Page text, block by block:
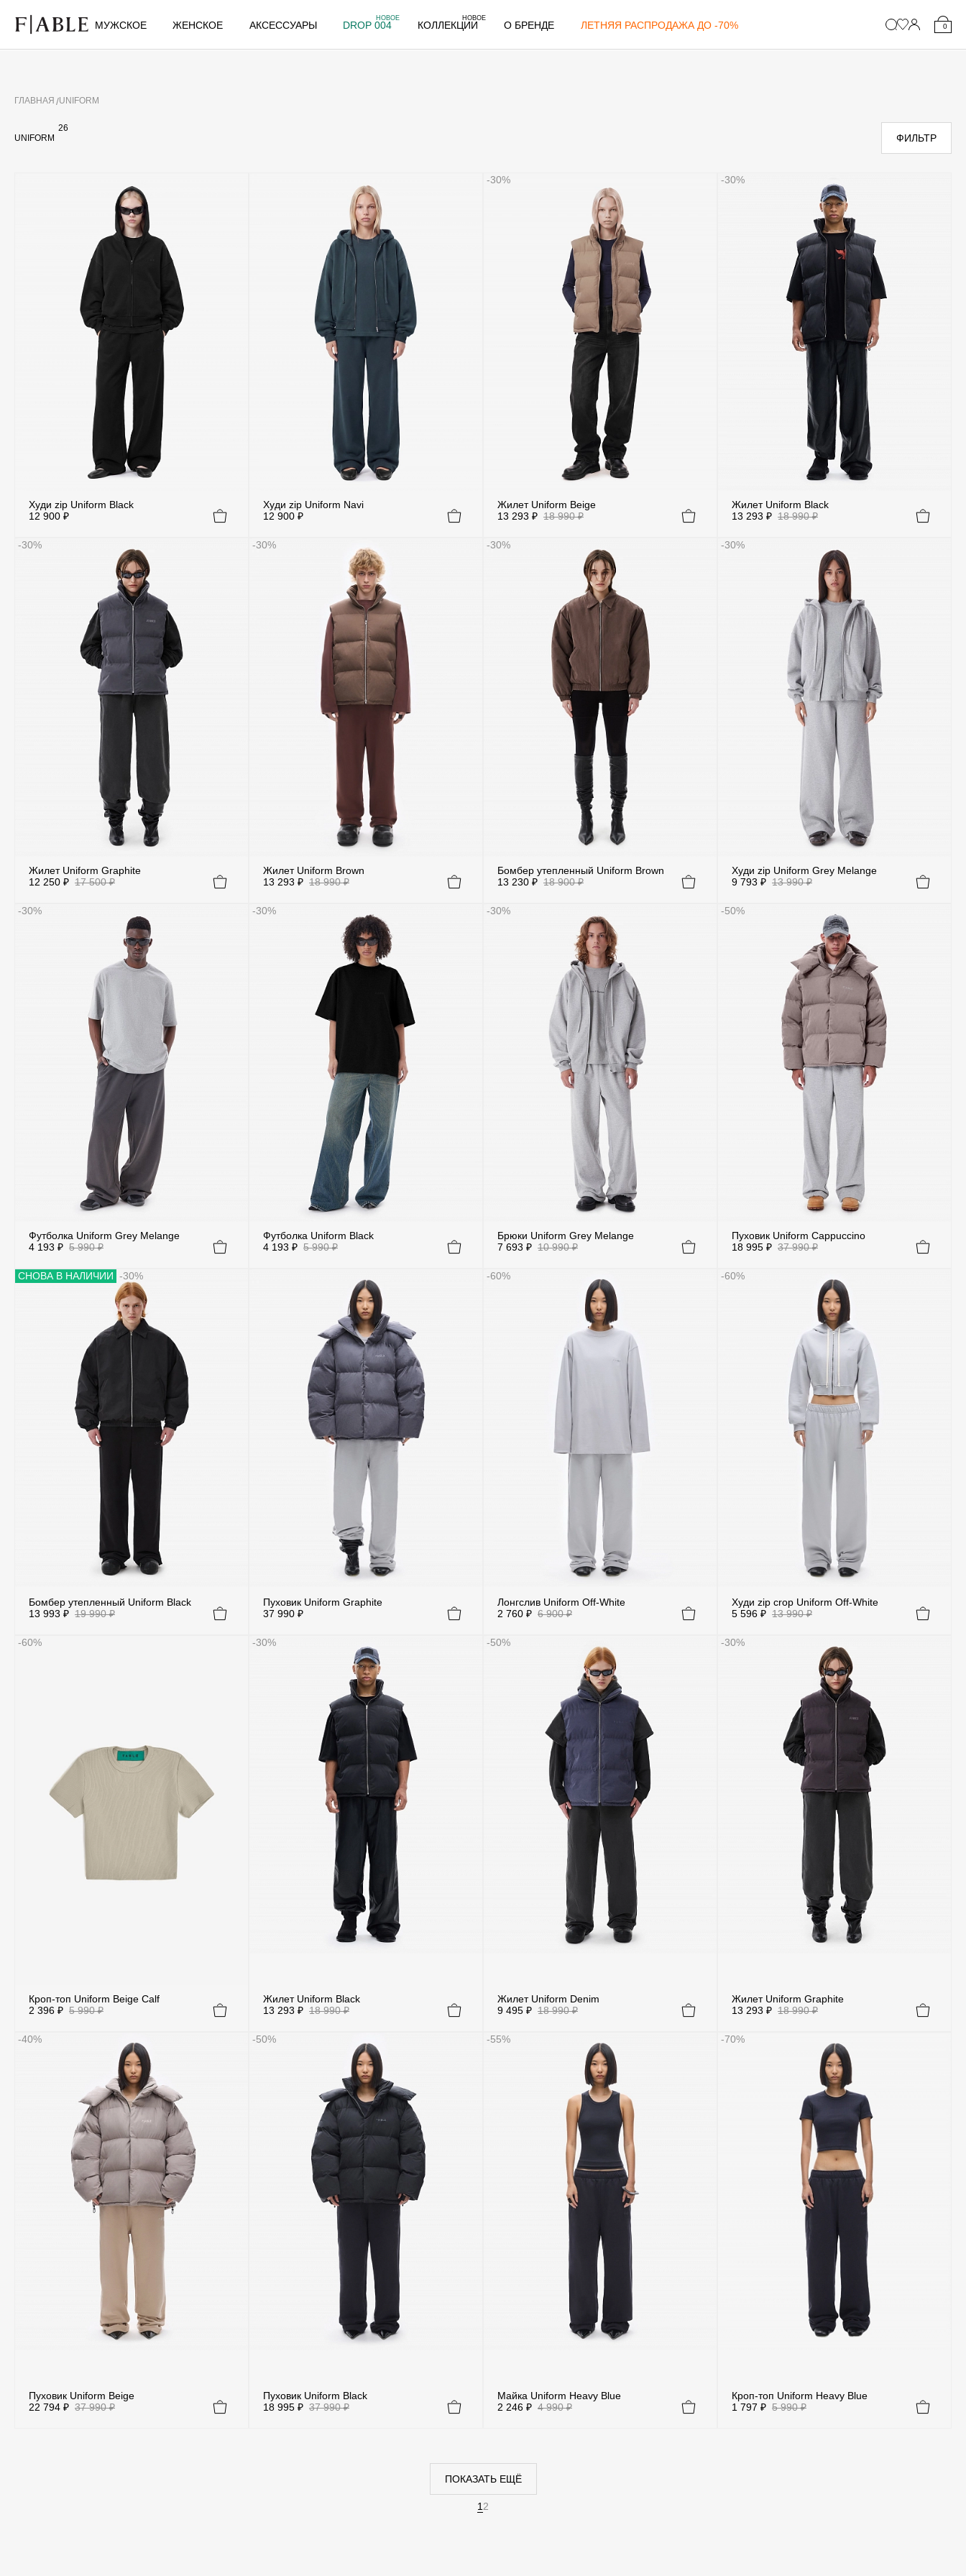
МУЖСКОЕ ЖЕНСКОЕ АКСЕССУАРЫ DROP 004
НОВОЕ
КОЛЛЕКЦИИ
НОВОЕ
О БРЕНДЕ ЛЕТНЯЯ РАСПРОДАЖА ДО -70% 0
ГЛАВНАЯ UNIFORM
UNIFORM
26
ФИЛЬТР
Худи zip Uniform Black
12 900 ₽
Худи zip Uniform Navi
12 900 ₽
-30%
Жилет Uniform Beige
13 293 ₽ 18 990 ₽
-30%
Жилет Uniform Black
13 293 ₽ 18 990 ₽
-30%
Жилет Uniform Graphite
12 250 ₽ 17 500 ₽
-30%
Жилет Uniform Brown
13 293 ₽ 18 990 ₽
-30%
Бомбер утепленный Uniform Brown
13 230 ₽ 18 900 ₽
-30%
Худи zip Uniform Grey Melange
9 793 ₽ 13 990 ₽
-30%
Футболка Uniform Grey Melange
4 193 ₽ 5 990 ₽
-30%
Футболка Uniform Black
4 193 ₽ 5 990 ₽
-30%
Брюки Uniform Grey Melange
7 693 ₽ 10 990 ₽
-50%
Пуховик Uniform Cappuccino
18 995 ₽ 37 990 ₽
СНОВА В НАЛИЧИИ -30%
Бомбер утепленный Uniform Black
13 993 ₽ 19 990 ₽
Пуховик Uniform Graphite
37 990 ₽
-60%
Лонгслив Uniform Off-White
2 760 ₽ 6 900 ₽
-60%
Худи zip crop Uniform Off-White
5 596 ₽ 13 990 ₽
-60%
Кроп-топ Uniform Beige Calf
2 396 ₽ 5 990 ₽
-30%
Жилет Uniform Black
13 293 ₽ 18 990 ₽
-50%
Жилет Uniform Denim
9 495 ₽ 18 990 ₽
-30%
Жилет Uniform Graphite
13 293 ₽ 18 990 ₽
-40%
Пуховик Uniform Beige
22 794 ₽ 37 990 ₽
-50%
Пуховик Uniform Black
18 995 ₽ 37 990 ₽
-55%
Майка Uniform Heavy Blue
2 246 ₽ 4 990 ₽
-70%
Кроп-топ Uniform Heavy Blue
1 797 ₽ 5 990 ₽
ПОКАЗАТЬ ЕЩЁ
1 2